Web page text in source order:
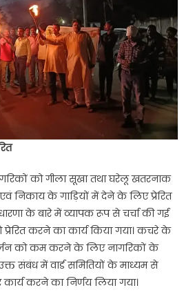
को गीला सूखा तथा घरेलू खतरनाक
के गाड़ियों में देने के लिए प्रेरित
के बारे में व्यापक रूप से चर्चा की गई
करने का कार्य किया गया। कचरे के
को कम करने के लिए नागरिकों के
संबंध में वार्ड समितियों के माध्यम से
करने का निर्णय लिया गया।